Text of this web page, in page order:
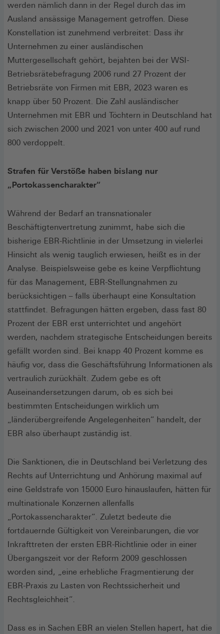
werden nämlich dann in der Regel durch das im
Ausland ansässige Management getroffen. Diese
Konstellation ist zunehmend verbreitet: Dass ihr
Unternehmen zu einer ausländischen
Muttergesellschaft gehört, bejahten bei der WSI-
Betriebsrätebefragung 2006 rund 27 Prozent der
Betriebsräte von Firmen mit EBR, 2023 waren es
knapp über 50 Prozent. Die Zahl ausländischer
Unternehmen mit EBR und Töchtern in Deutschland hat
sich zwischen 2000 und 2021 von unter 400 auf rund
800 verdoppelt.
Strafen für Verstöße haben bislang nur
„Portokassencharakter“
Während der Bedarf an transnationaler
Beschäftigtenvertretung zunimmt, habe sich die
bisherige EBR-Richtlinie in der Umsetzung in vielerlei
Hinsicht als wenig tauglich erwiesen, heißt es in der
Analyse. Beispielsweise gebe es keine Verpflichtung
für das Management, EBR-Stellungnahmen zu
berücksichtigen – falls überhaupt eine Konsultation
stattfindet. Befragungen hätten ergeben, dass fast 80
Prozent der EBR erst unterrichtet und angehört
werden, nachdem strategische Entscheidungen bereits
gefällt worden sind. Bei knapp 40 Prozent komme es
häufig vor, dass die Geschäftsführung Informationen als
vertraulich zurückhält. Zudem gebe es oft
Auseinandersetzungen darum, ob es sich bei
bestimmten Entscheidungen wirklich um
„länderübergreifende Angelegenheiten“ handelt, der
EBR also überhaupt zuständig ist.
Die Sanktionen, die in Deutschland bei Verletzung des
Rechts auf Unterrichtung und Anhörung maximal auf
eine Geldstrafe von 15000 Euro hinauslaufen, hätten für
multinationale Konzernen allenfalls
„Portokassencharakter“. Zuletzt bedeute die
fortdauernde Gültigkeit von Vereinbarungen, die vor
Inkrafttreten der ersten EBR-Richtlinie oder in einer
Übergangszeit vor der Reform 2009 geschlossen
worden sind, „eine erhebliche Fragmentierung der
EBR-Praxis zu Lasten von Rechtssicherheit und
Rechtsgleichheit“.
Dass es in Sachen EBR an vielen Stellen hapert, hat die